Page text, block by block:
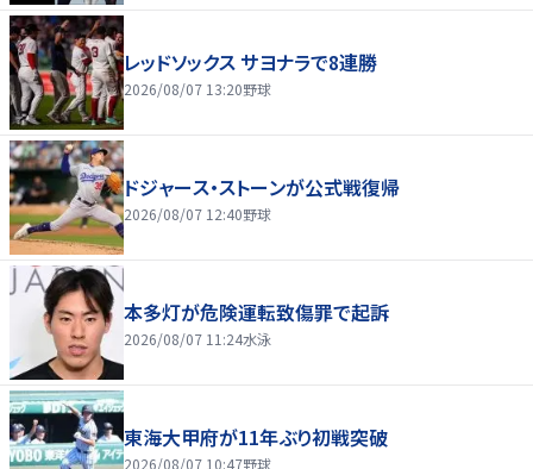
レッドソックス サヨナラで8連勝
2026/08/07 13:20野球
ドジャース・ストーンが公式戦復帰
2026/08/07 12:40野球
本多灯が危険運転致傷罪で起訴
2026/08/07 11:24水泳
東海大甲府が11年ぶり初戦突破
2026/08/07 10:47野球